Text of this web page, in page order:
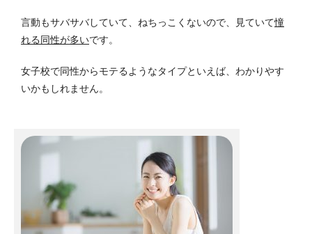
言動もサバサバしていて、ねちっこくないので、見ていて憧
れる同性が多いです。
女子校で同性からモテるようなタイプといえば、わかりやす
いかもしれません。